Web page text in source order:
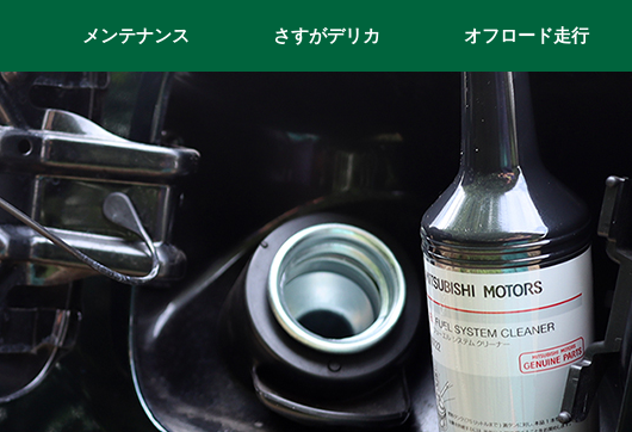
メンテナンス さすがデリカ オフロード走行